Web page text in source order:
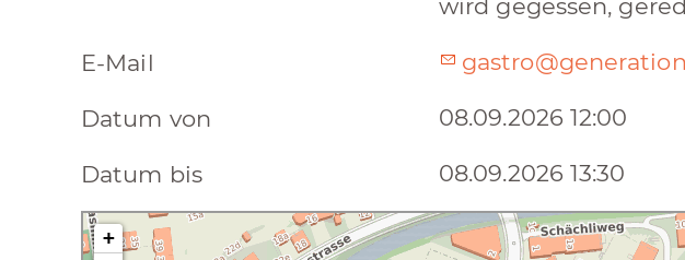
wird gegessen,
E-Mail
Datum von 08.09.2026 12:00
Datum bis 08.09.2026 13:30